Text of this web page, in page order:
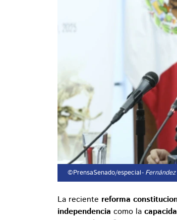
©PrensaSenado/especial-
La reciente reforma
independencia como la